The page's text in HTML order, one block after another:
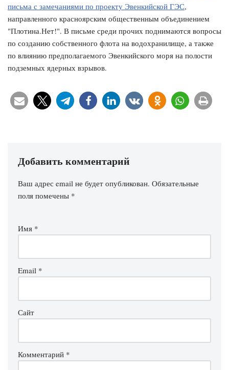
письма с замечаниями по проекту Эвенкийской ГЭС,
направленного красноярским общественным объединением
"Плотина.Нет!". В письме среди прочих поднимаются вопросы
по созданию собственного флота на водохранилище, а также
по влиянию предполагаемого Эвенкийского моря на полости
подземных ядерных взрывов.
Добавить комментарий
Ваш адрес email не будет опубликован. Обязательные
поля помечены *
Имя *
Email *
Сайт
Комментарий *